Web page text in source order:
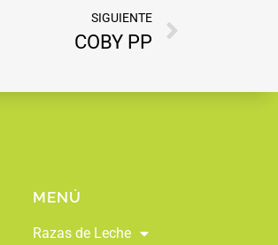
SIGUIENTE
COBY PP
MENÚ
Razas de Leche